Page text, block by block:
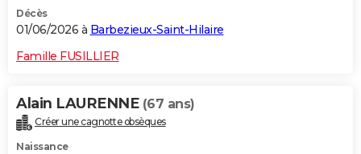
Décès
01/06/2026 à Barbezieux-Saint-Hilaire
Famille FUSILLIER
Alain LAURENNE (67 ans)
Créer une cagnotte obsèques
Naissance